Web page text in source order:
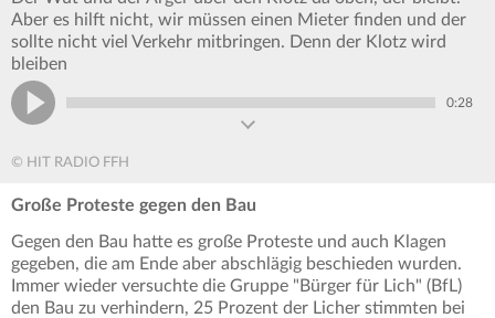
Aber es hilft nicht, wir müssen einen Mieter finden und der
sollte nicht viel Verkehr mitbringen. Denn der Klotz wird
bleiben
0:28
© HIT RADIO FFH
Große Proteste gegen den Bau
Gegen den Bau hatte es große Proteste und auch Klagen
gegeben, die am Ende aber abschlägig beschieden wurden.
Immer wieder versuchte die Gruppe "Bürger für Lich" (BfL)
den Bau zu verhindern, 25 Prozent der Licher stimmten bei